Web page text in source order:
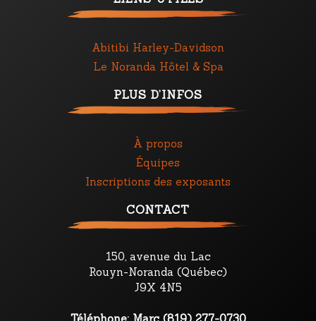
Abitibi Harley-Davidson
Le Noranda Hôtel & Spa
PLUS D’INFOS
À propos
Équipes
Inscriptions des exposants
CONTACT
150, avenue du Lac
Rouyn-Noranda (Québec)
J9X 4N5